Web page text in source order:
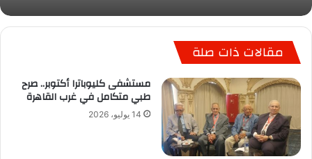
نفى ظهور حالات بشرية مصابة بسلالة جديدة من
أنفلونزا الطيور في بعض محافظات الجمهورية.
مقالات ذات صلة
مستشفى كليوباترا أكتوبر.. صرح
طبي متكامل في غرب القاهرة
14 يوليو، 2026